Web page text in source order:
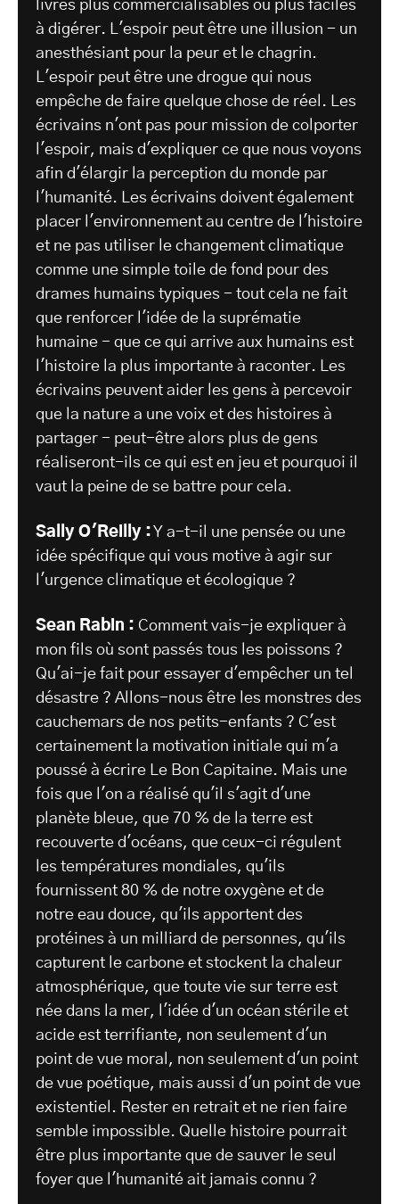
livres plus commercialisables ou plus faciles
à digérer. L'espoir peut être une illusion - un
anesthésiant pour la peur et le chagrin.
L'espoir peut être une drogue qui nous
empêche de faire quelque chose de réel. Les
écrivains n'ont pas pour mission de colporter
l'espoir, mais d'expliquer ce que nous voyons
afin d'élargir la perception du monde par
l'humanité. Les écrivains doivent également
placer l'environnement au centre de l'histoire
et ne pas utiliser le changement climatique
comme une simple toile de fond pour des
drames humains typiques - tout cela ne fait
que renforcer l'idée de la suprématie
humaine - que ce qui arrive aux humains est
l'histoire la plus importante à raconter. Les
écrivains peuvent aider les gens à percevoir
que la nature a une voix et des histoires à
partager - peut-être alors plus de gens
réaliseront-ils ce qui est en jeu et pourquoi il
vaut la peine de se battre pour cela.
Sally O'Reilly :Y a-t-il une pensée ou une
idée spécifique qui vous motive à agir sur
l'urgence climatique et écologique ?
Sean Rabin : Comment vais-je expliquer à
mon fils où sont passés tous les poissons ?
Qu'ai-je fait pour essayer d'empêcher un tel
désastre ? Allons-nous être les monstres des
cauchemars de nos petits-enfants ? C'est
certainement la motivation initiale qui m'a
poussé à écrire Le Bon Capitaine. Mais une
fois que l'on a réalisé qu'il s'agit d'une
planète bleue, que 70 % de la terre est
recouverte d'océans, que ceux-ci régulent
les températures mondiales, qu'ils
fournissent 80 % de notre oxygène et de
notre eau douce, qu'ils apportent des
protéines à un milliard de personnes, qu'ils
capturent le carbone et stockent la chaleur
atmosphérique, que toute vie sur terre est
née dans la mer, l'idée d'un océan stérile et
acide est terrifiante, non seulement d'un
point de vue moral, non seulement d'un point
de vue poétique, mais aussi d'un point de vue
existentiel. Rester en retrait et ne rien faire
semble impossible. Quelle histoire pourrait
être plus importante que de sauver le seul
foyer que l'humanité ait jamais connu ?